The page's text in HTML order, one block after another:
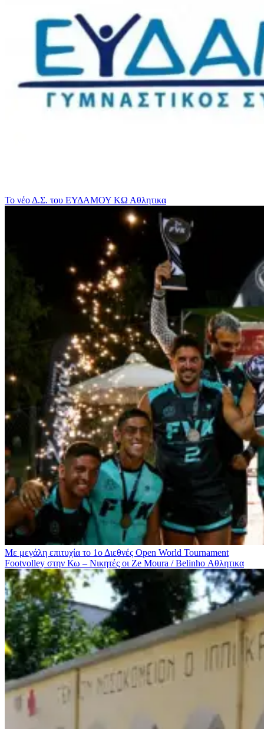
Το νέο Δ.Σ. του ΕΥΔΑΜΟΥ ΚΩ Αθλητικα
Με μεγάλη επιτυχία το 1ο Διεθνές Open World Tournament
Footvolley στην Κω – Νικητές οι Ze Moura / Βelinho Αθλητικα